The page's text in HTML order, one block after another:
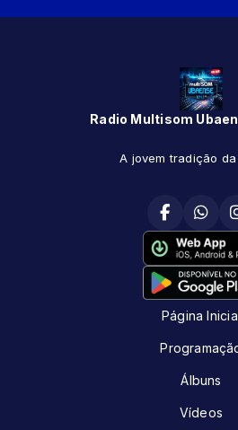
Radio Multisom
A jovem tradição
Página
Álbuns
Vídeos